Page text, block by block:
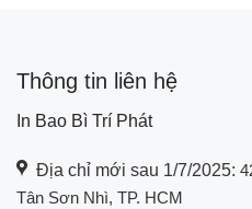
Thông tin liên hệ
In Bao Bì Trí Phát
Địa chỉ mới sau 1/7/2025:
Tân Sơn Nhì, TP. HCM